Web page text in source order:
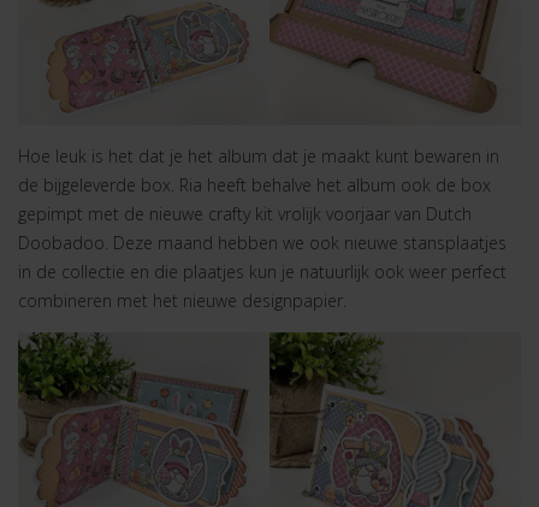
Hoe leuk is het dat je het album dat je maakt kunt bewaren in
de bijgeleverde box. Ria heeft behalve het album ook de box
gepimpt met de nieuwe crafty kit vrolijk voorjaar van Dutch
Doobadoo. Deze maand hebben we ook nieuwe stansplaatjes
in de collectie en die plaatjes kun je natuurlijk ook weer perfect
combineren met het nieuwe designpapier.